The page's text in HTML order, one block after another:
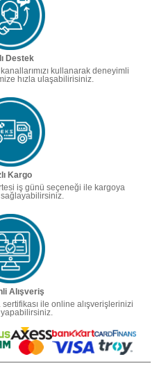
Destek
kullanarak deneyimli
hızla ulaşabilirisiniz.
Kargo
iş günü seçeneği ile kargoya
Alışveriş
ile online alışverişlerinizi